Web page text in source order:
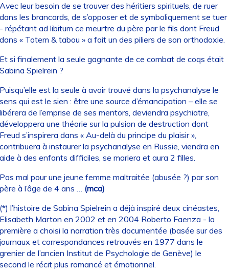
leur besoin de se trouver des héritiers spirituels, de ruer
les brancards, de s’opposer et de symboliquement se tuer
répétant ad libitum ce meurtre du père par le fils dont Freud
« Totem & tabou » a fait un des piliers de son orthodoxie.
si finalement la seule gagnante de ce combat de coqs était
Spielrein ?
est la seule à avoir trouvé dans la psychanalyse le
qui est le sien : être une source d’émancipation – elle se
de l’emprise de ses mentors, deviendra psychiatre,
une théorie sur la pulsion de destruction dont
s’inspirera dans « Au-delà du principe du plaisir »,
à instaurer la psychanalyse en Russie, viendra en
à des enfants difficiles, se mariera et aura 2 filles.
mal pour une jeune femme maltraitée (abusée ?) par son
à l’âge de 4 ans … (mca)
l’histoire de Sabina Spielrein a déjà inspiré deux cinéastes,
Marton en 2002 et en 2004 Roberto Faenza - la
a choisi la narration très documentée (basée sur des
et correspondances retrouvés en 1977 dans le
de l’ancien Institut de Psychologie de Genève) le
le récit plus romancé et émotionnel.